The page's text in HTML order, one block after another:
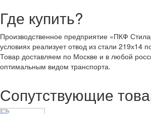
Где купить?
Производственное предприятие «ПКФ
условиях реализует отвод из стали 219х14
Товар доставляем по Москве и в любой
оптимальным видом транспорта.
Сопутствующие